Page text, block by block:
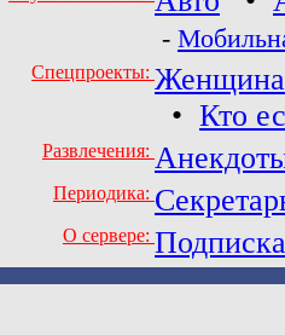
-
Спецпроекты: Женщина
• Кто
Развлечения:
Периодика:
О сервере: Подписка